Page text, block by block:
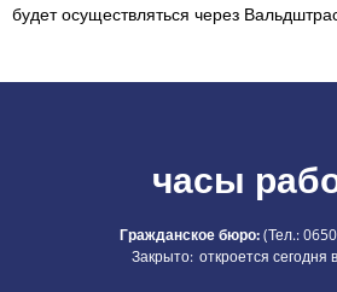
будет осуществляться через
часы
Гражданское бюро:(Тел.:
Нажмите, чтобы скрыть
Закрыто: откроется сегодня